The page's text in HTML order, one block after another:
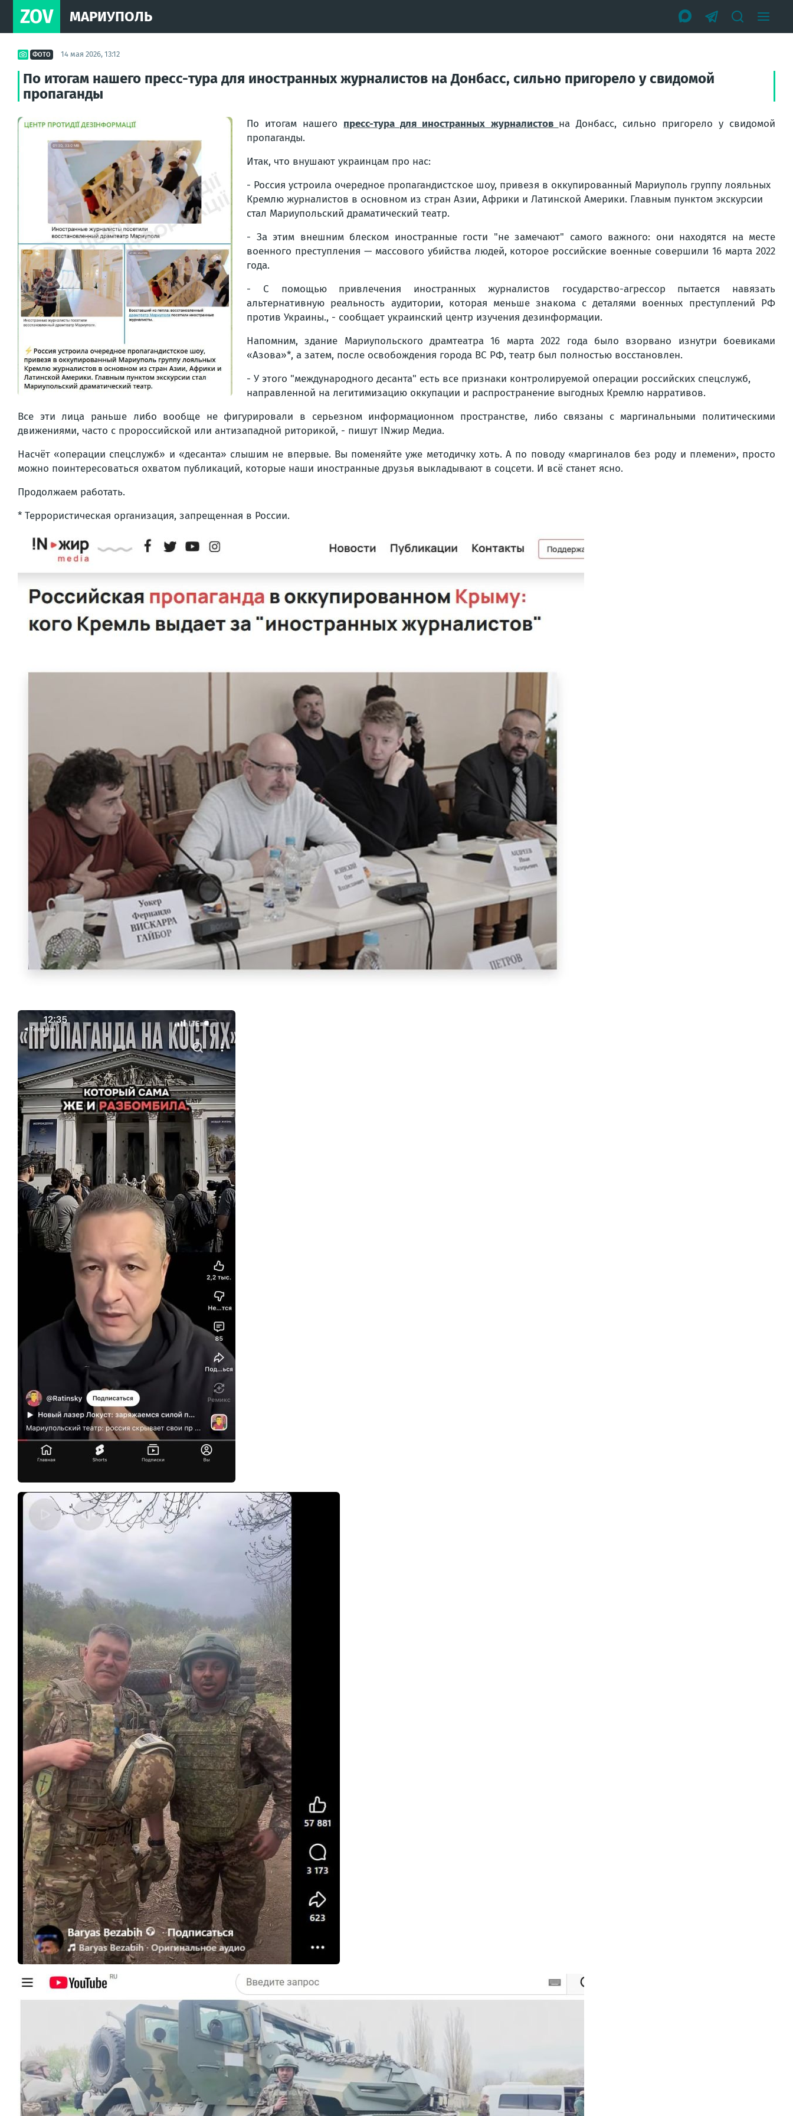
ZOV МАРИУПОЛЬ
ФОТО 14 мая 2026, 13:12
По итогам нашего пресс-тура для иностранных журналистов на Донбасс, сильно пригорело у свидомой
пропаганды
По итогам нашего пресс-тура для иностранных журналистов на Донбасс, сильно пригорело у свидомой
пропаганды.
Итак, что внушают украинцам про нас:
- Россия устроила очередное пропагандистское шоу, привезя в оккупированный Мариуполь группу лояльных
Кремлю журналистов в основном из стран Азии, Африки и Латинской Америки. Главным пунктом экскурсии
стал Мариупольский драматический театр.
- За этим внешним блеском иностранные гости "не замечают" самого важного: они находятся на месте
военного преступления — массового убийства людей, которое российские военные совершили 16 марта 2022
года.
- С помощью привлечения иностранных журналистов государство-агрессор пытается навязать
альтернативную реальность аудитории, которая меньше знакома с деталями военных преступлений РФ
против Украины., - сообщает украинский центр изучения дезинформации.
Напомним, здание Мариупольского драмтеатра 16 марта 2022 года было взорвано изнутри боевиками
«Азова»*, а затем, после освобождения города ВС РФ, театр был полностью восстановлен.
- У этого "международного десанта" есть все признаки контролируемой операции российских спецслужб,
направленной на легитимизацию оккупации и распространение выгодных Кремлю нарративов.
Все эти лица раньше либо вообще не фигурировали в серьезном информационном пространстве, либо связаны с маргинальными политическими
движениями, часто с пророссийской или антизападной риторикой, - пишут INжир Медиа.
Насчёт «операции спецслужб» и «десанта» слышим не впервые. Вы поменяйте уже методичку хоть. А по поводу «маргиналов без роду и племени», просто
можно поинтересоваться охватом публикаций, которые наши иностранные друзья выкладывают в соцсети. И всё станет ясно.
Продолжаем работать.
* Террористическая организация, запрещенная в России.